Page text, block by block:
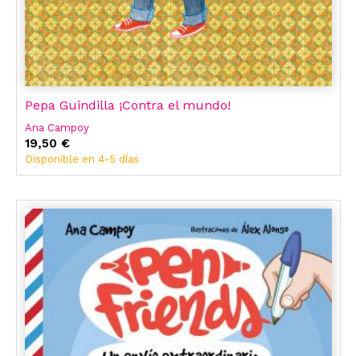
Pepa Guindilla ¡Contra el mundo!
Ana Campoy
19,50 €
Disponible en 4-5 días